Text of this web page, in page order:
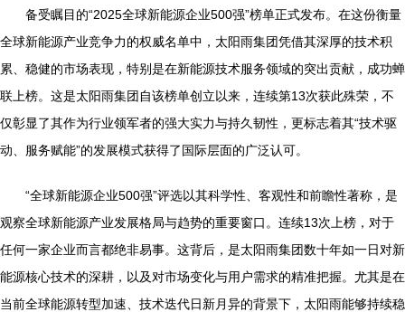
备受瞩目的“2025全球新能源企业500强”榜单正式发布。在这份衡量
全球新能源产业竞争力的权威名单中，太阳雨集团凭借其深厚的技术积
累、稳健的市场表现，特别是在新能源技术服务领域的突出贡献，成功蝉
联上榜。这是太阳雨集团自该榜单创立以来，连续第13次获此殊荣，不
仅彰显了其作为行业领军者的强大实力与持久韧性，更标志着其“技术驱
动、服务赋能”的发展模式获得了国际层面的广泛认可。
“全球新能源企业500强”评选以其科学性、客观性和前瞻性著称，是
观察全球新能源产业发展格局与趋势的重要窗口。连续13次上榜，对于
任何一家企业而言都绝非易事。这背后，是太阳雨集团数十年如一日对新
能源核心技术的深耕，以及对市场变化与用户需求的精准把握。尤其是在
当前全球能源转型加速、技术迭代日新月异的背景下，太阳雨能够持续稳